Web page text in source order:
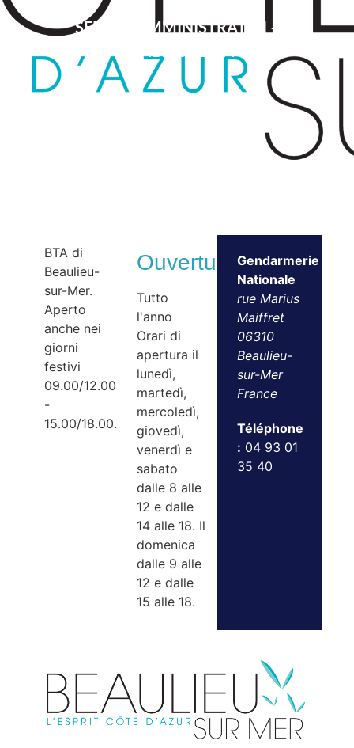
SERVIZI AMMINISTRATIVI –
BTA di
Beaulieu-
sur-Mer.
Aperto
anche nei
giorni
festivi
09.00/12.00
-
15.00/18.00.
Ouvertures
Tutto
l'anno
Orari di
apertura il
lunedì,
martedì,
mercoledì,
giovedì,
venerdì e
sabato
dalle 8 alle
12 e dalle
14 alle 18. Il
domenica
dalle 9 alle
12 e dalle
15 alle 18.
Gendarmerie
Nationale
rue Marius
Maiffret
06310
Beaulieu-
sur-Mer
France
Téléphone
: 04 93 01
35 40